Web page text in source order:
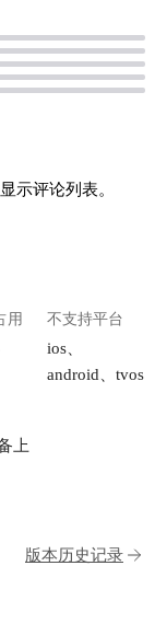
示评论列表。
用 不支持平台
ios、
android、tvos
上
版本历史记录